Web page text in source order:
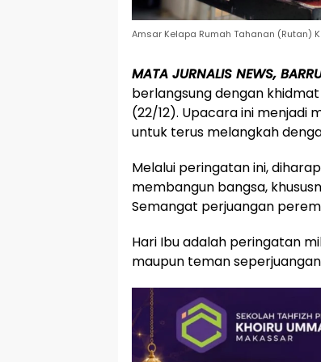
Amsar Kelapa Rumah Tahanan (Rutan)
MATA JURNALIS NEWS,
berlangsung dengan khidmat
(22/12). Upacara ini menjadi
untuk terus melangkah
Melalui peringatan ini,
membangun bangsa,
Semangat perjuangan
Hari Ibu adalah peringatan
maupun teman